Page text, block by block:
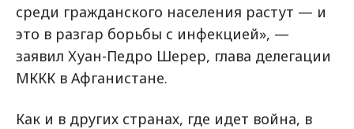
среди гражданского населения растут — и
это в разгар борьбы с инфекцией», —
заявил Хуан-Педро Шерер, глава делегации
МККК в Афганистане.
Как и в других странах, где идет война, в